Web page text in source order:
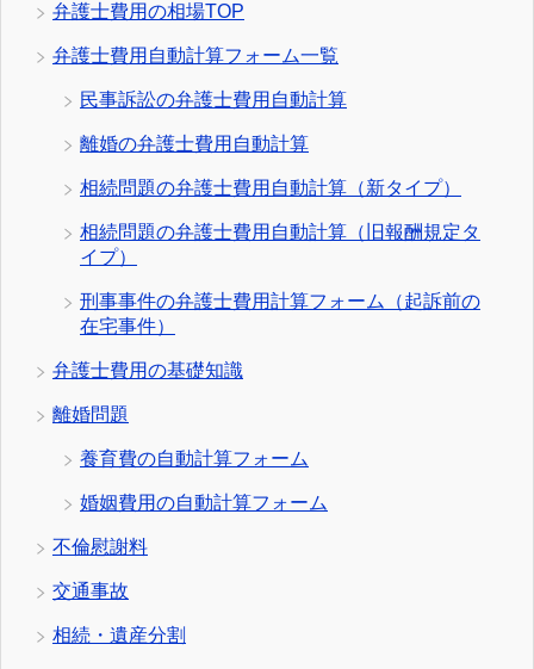
弁護士費用の相場TOP
弁護士費用自動計算フォーム一覧
民事訴訟の弁護士費用自動計算
離婚の弁護士費用自動計算
相続問題の弁護士費用自動計算（新タイプ）
相続問題の弁護士費用自動計算（旧報酬規定タ
イプ）
刑事事件の弁護士費用計算フォーム（起訴前の
在宅事件）
弁護士費用の基礎知識
離婚問題
養育費の自動計算フォーム
婚姻費用の自動計算フォーム
不倫慰謝料
交通事故
相続・遺産分割